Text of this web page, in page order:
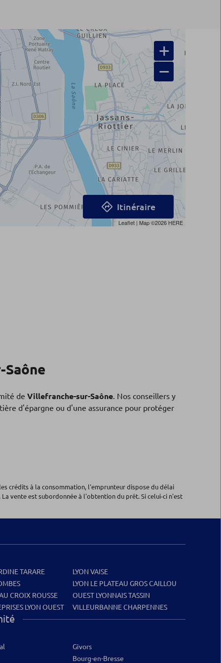
+
−
Leaflet | Map ©2026 HERE
Itinéraire
de Villefranche-sur-Saône. Nos conseillers y
d'épargne ou d'une assurance pour protéger
crédits à la consommation, l'emprunteur dispose du délai
vente est subordonnée à l'obtention du prêt. Si celui-ci n'est
TARARE
CROIX ROUSSE
LYON OUEST
LYON VAISE
LYON LE PLATEAU GROS CAILLOU
OUEST LYONNAIS TASSIN
VILLEURBANNE CHARPENNES
Givors
Bourg-en-Bresse